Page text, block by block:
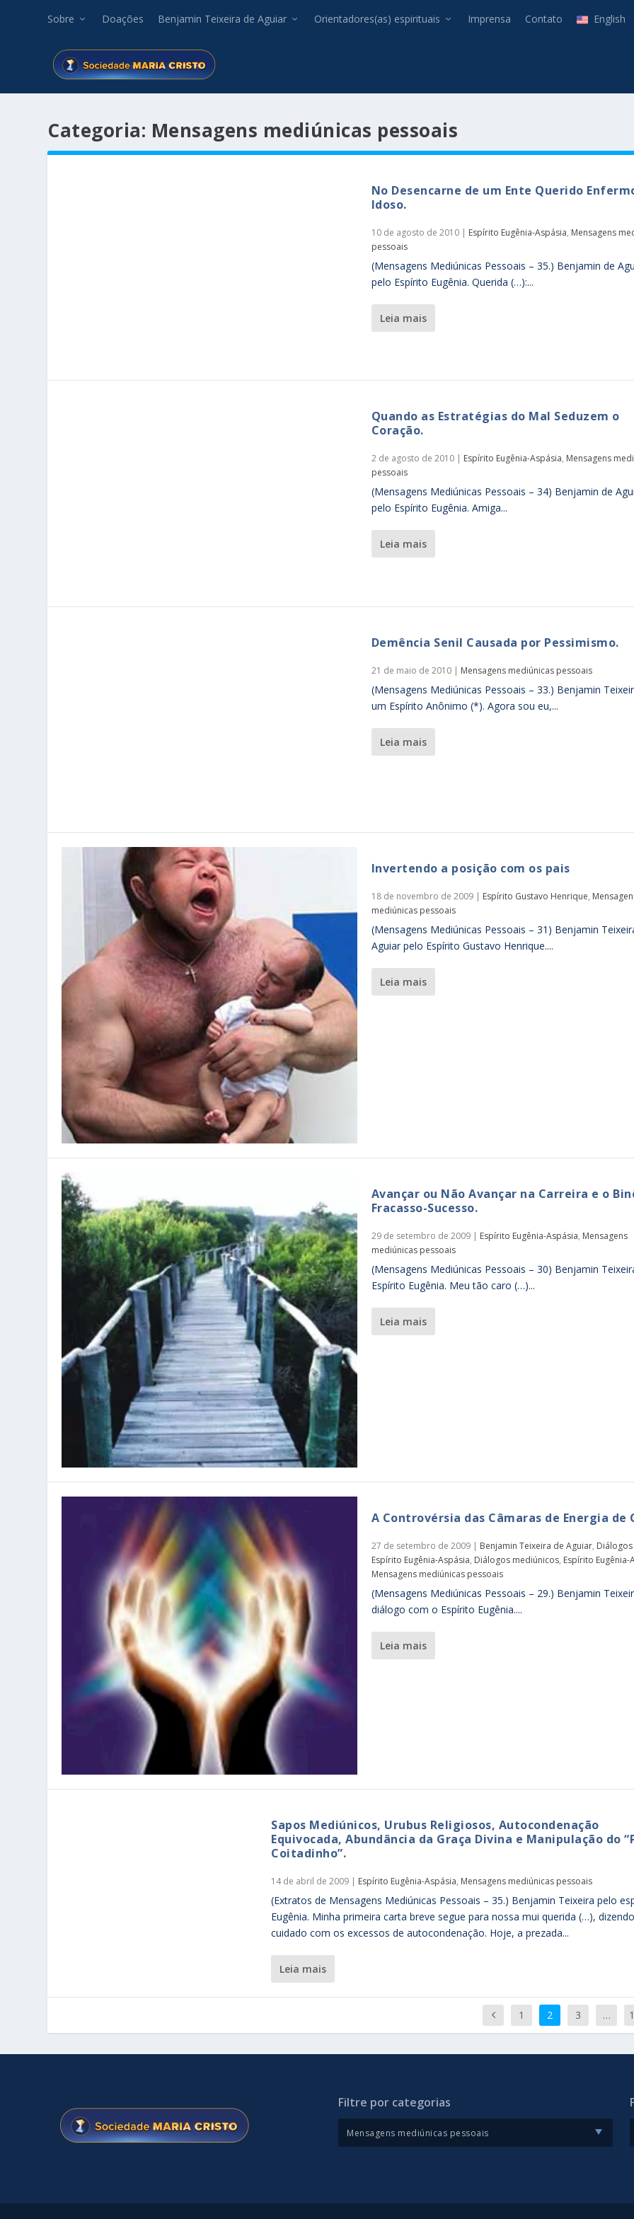
Sobre Doações Benjamin Teixeira de Aguiar Orientadores(as) espirituais Imprensa Contato English
Categoria: Mensagens mediúnicas pessoais
No Desencarne de um Ente Querido
Idoso.
10 de agosto de 2010| Espírito Eugênia-Aspásia, Mensagens
pessoais
(Mensagens Mediúnicas Pessoais – 35.) Benjamin de
pelo Espírito Eugênia. Querida (…):...
leia mais
Quando as Estratégias do Mal Seduzem o
Coração.
2 de agosto de 2010| Espírito Eugênia-Aspásia, Mensagens
pessoais
(Mensagens Mediúnicas Pessoais – 34) Benjamin de
pelo Espírito Eugênia. Amiga...
leia mais
Demência Senil Causada por Pessimismo.
21 de maio de 2010| Mensagens mediúnicas pessoais
(Mensagens Mediúnicas Pessoais – 33.) Benjamin
um Espírito Anônimo (*). Agora sou eu,...
leia mais
Invertendo a posição com os pais
18 de novembro de 2009| Espírito Gustavo Henrique,
mediúnicas pessoais
(Mensagens Mediúnicas Pessoais – 31) Benjamin
Aguiar pelo Espírito Gustavo Henrique....
leia mais
Avançar ou Não Avançar na Carreira e o
Fracasso-Sucesso.
29 de setembro de 2009| Espírito Eugênia-Aspásia, Mensagens
mediúnicas pessoais
(Mensagens Mediúnicas Pessoais – 30) Benjamin
Espírito Eugênia. Meu tão caro (…)...
leia mais
A Controvérsia das Câmaras de Energia de
27 de setembro de 2009| Benjamin Teixeira de Aguiar,
Espírito Eugênia-Aspásia, Diálogos mediúnicos, Espírito Eugênia-
Mensagens mediúnicas pessoais
(Mensagens Mediúnicas Pessoais – 29.) Benjamin
diálogo com o Espírito Eugênia....
leia mais
Sapos Mediúnicos, Urubus Religiosos, Autocondenação
Equivocada, Abundância da Graça Divina e Manipulação do
Coitadinho”.
14 de abril de 2009 | Espírito Eugênia-Aspásia, Mensagens mediúnicas pessoais
(Extratos de Mensagens Mediúnicas Pessoais – 35.) Benjamin Teixeira pelo
Eugênia. Minha primeira carta breve segue para nossa mui querida (…),
cuidado com os excessos de autocondenação. Hoje, a prezada...
leia mais
1 2 3 …
Filtre por categorias